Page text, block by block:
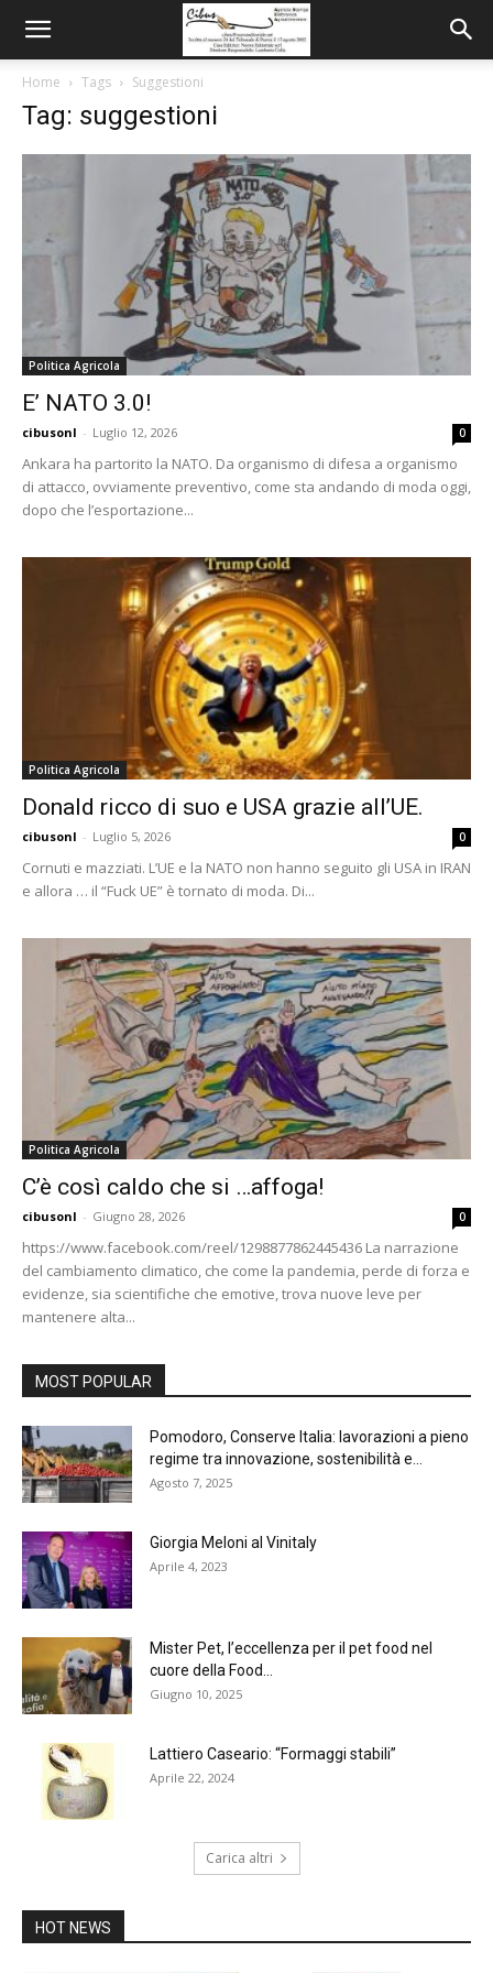
Home Tags Suggestioni
Tag: suggestioni
Politica Agricola
E’ NATO 3.0!
cibusonl - Luglio 12, 2026 0
Ankara ha partorito la NATO. Da organismo di difesa a organismo
di attacco, ovviamente preventivo, come sta andando di moda oggi,
dopo che l’esportazione...
Politica Agricola
Donald ricco di suo e USA grazie all’UE.
cibusonl - Luglio 5, 2026 0
Cornuti e mazziati. L’UE e la NATO non hanno seguito gli USA in IRAN
e allora … il “Fuck UE” è tornato di moda. Di...
Politica Agricola
C’è così caldo che si …affoga!
cibusonl - Giugno 28, 2026 0
https://www.facebook.com/reel/1298877862445436 La narrazione
del cambiamento climatico, che come la pandemia, perde di forza e
evidenze, sia scientifiche che emotive, trova nuove leve per
mantenere alta...
MOST POPULAR
Pomodoro, Conserve Italia: lavorazioni a pieno
regime tra innovazione, sostenibilità e...
Agosto 7, 2025
Giorgia Meloni al Vinitaly
Aprile 4, 2023
Mister Pet, l’eccellenza per il pet food nel
cuore della Food...
Giugno 10, 2025
Lattiero Caseario: “Formaggi stabili”
Aprile 22, 2024
Carica altri
HOT NEWS